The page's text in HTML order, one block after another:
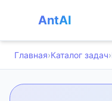
AntAI
Главная›Каталог задач›